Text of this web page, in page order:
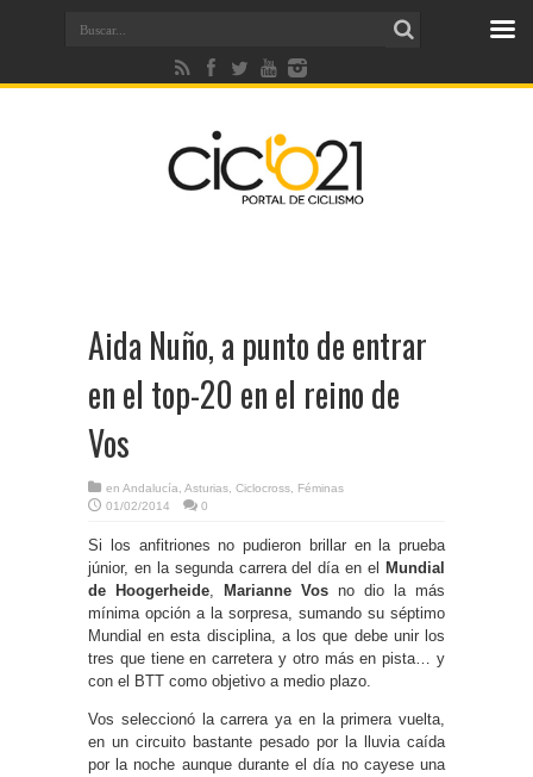
Aida Nuño, a punto de entrar
en el top-20 en el reino de
Vos
en Andalucía Asturias Ciclocross
Féminas
01/02/2014
0
Si los anfitriones no pudieron brillar en la prueba
júnior, en la segunda carrera del día en el
Mundial
de Hoogerheide, Marianne Vos no dio la más
mínima opción a la sorpresa, sumando su séptimo
Mundial en esta disciplina, a los que debe unir los
tres que tiene en carretera y otro más en pista… y
con el BTT como objetivo a medio plazo.
Vos seleccionó la carrera ya en la primera vuelta,
en un circuito bastante pesado por la lluvia caída
por la noche aunque durante el día no cayese una